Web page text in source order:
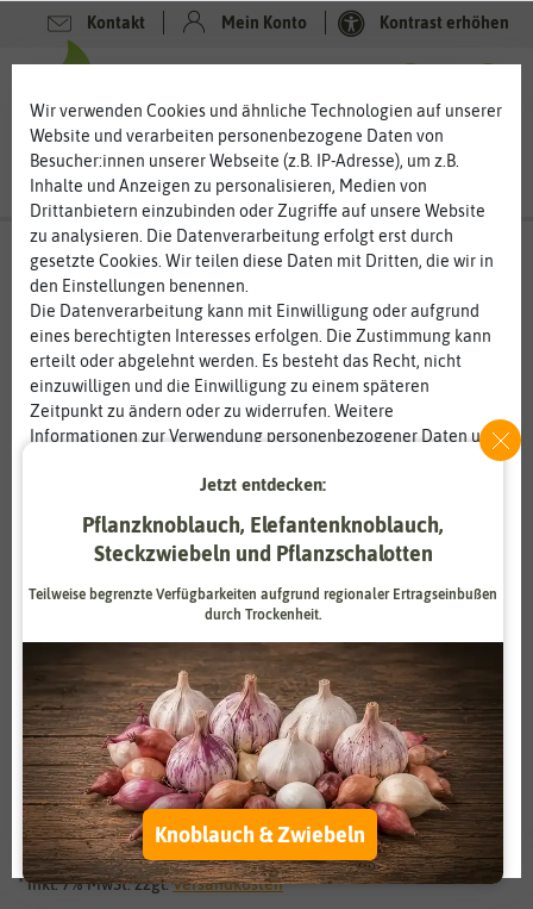
Kontakt Mein Konto Kontrast erhöhen
Vergrößern durch berühren
Zwergwicke Kleiner Liebling
1,79 €
*
* inkl. 7% MwSt. zzgl.Versandkosten
Wir verwenden Cookies und ähnliche Technologien auf unserer
Website und verarbeiten personenbezogene Daten von
Besucher:innen unserer Webseite (z.B. IP-Adresse), um z.B.
Inhalte und Anzeigen zu personalisieren, Medien von
Drittanbietern einzubinden oder Zugriffe auf unsere Website
zu analysieren. Die Datenverarbeitung erfolgt erst durch
gesetzte Cookies. Wir teilen diese Daten mit Dritten, die wir in
den Einstellungen benennen.
Die Datenverarbeitung kann mit Einwilligung oder aufgrund
eines berechtigten Interesses erfolgen. Die Zustimmung kann
erteilt oder abgelehnt werden. Es besteht das Recht, nicht
einzuwilligen und die Einwilligung zu einem späteren
Zeitpunkt zu ändern oder zu widerrufen. Weitere
Informationen zur Verwendung personenbezogener Daten und
Essenziell Statistik
Zahlungsdienstleister Marketing
Externe Medien Funktional
Weitere Einstellungen
Alle akzeptieren
Alle ablehnen
Auswahl akzeptieren
Jetzt entdecken:
Pflanzknoblauch, Elefantenknoblauch,
Steckzwiebeln und Pflanzschalotten
Teilweise begrenzte Verfügbarkeiten aufgrund regionaler Ertragseinbußen
durch Trockenheit.
Knoblauch & Zwiebeln